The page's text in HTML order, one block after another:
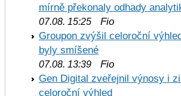
mírně překonaly odhady
07.08. 15:25 Fio
Groupon zvýšil celoroční
byly smíšené
07.08. 13:39 Fio
Gen Digital zveřejnil výnosy i
celoroční výhled